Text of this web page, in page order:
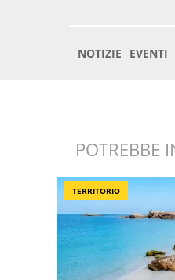
POTREBBE
TERRITORIO